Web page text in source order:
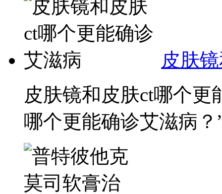
皮肤
皮肤镜和皮肤ct哪个更
哪个更能确诊艾滋病